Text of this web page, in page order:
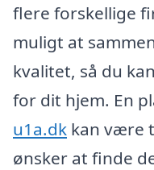
flere forskellige
muligt at
kvalitet, så du
for dit hjem. En
u1a.dk kan være
ønsker at finde